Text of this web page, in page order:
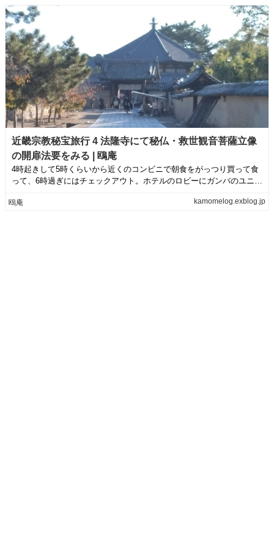
近畿宗教秘宝旅行 4 法隆寺にて秘仏・救世観音菩薩立像
の開扉法要をみる | 鴎庵
4時起きして5時くらいから近くのコンビニで朝食をがっつり買って食
って、6時過ぎにはチェックアウト。ホテルのロビーにガンバのユニフ
鴎庵 kamomelog.exblog.jp